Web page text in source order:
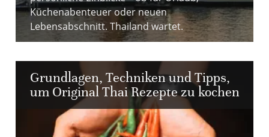
Küchenabenteuer oder neuen
Lebensabschnitt. Thailand wartet.
Grundlagen, Techniken und Tipps,
um Original Thai Rezepte zu kochen